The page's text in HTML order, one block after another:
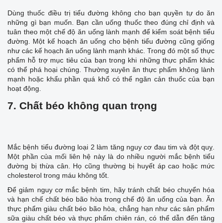
Dùng thuốc điều trị tiểu đường không cho bạn quyền tự do ăn
những gì bạn muốn. Bạn cần uống thuốc theo đúng chỉ định và
tuân theo một chế độ ăn uống lành mạnh để kiểm soát bệnh tiểu
đường. Một kế hoạch ăn uống cho bệnh tiểu đường cũng giống
như các kế hoạch ăn uống lành mạnh khác. Trong đó một số thực
phẩm hỗ trợ mục tiêu của bạn trong khi những thực phẩm khác
có thể phá hoại chúng. Thường xuyên ăn thực phẩm không lành
mạnh hoặc khẩu phần quá khổ có thể ngăn cản thuốc của bạn
hoạt động.
7. Chất béo không quan trọng
Mắc bệnh tiểu đường loại 2 làm tăng nguy cơ đau tim và đột quỵ.
Một phần của mối liên hệ này là do nhiều người mắc bệnh tiểu
đường bị thừa cân. Họ cũng thường bị huyết áp cao hoặc mức
cholesterol trong máu không tốt.
Để giảm nguy cơ mắc bệnh tim, hãy tránh chất béo chuyển hóa
và hạn chế chất béo bão hòa trong chế độ ăn uống của bạn. Ăn
thực phẩm giàu chất béo bão hòa, chẳng hạn như các sản phẩm
sữa giàu chất béo và thực phẩm chiên rán, có thể dẫn đến tăng